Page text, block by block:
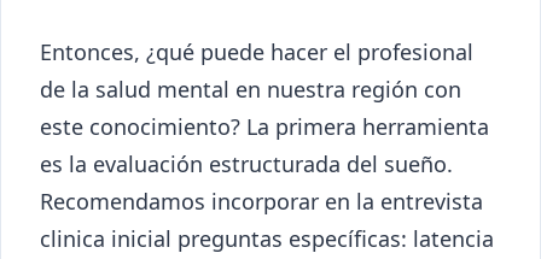
Entonces, ¿qué puede hacer el profesional
de la salud mental en nuestra región con
este conocimiento? La primera herramienta
es la evaluación estructurada del sueño.
Recomendamos incorporar en la entrevista
clinica inicial preguntas específicas: latencia